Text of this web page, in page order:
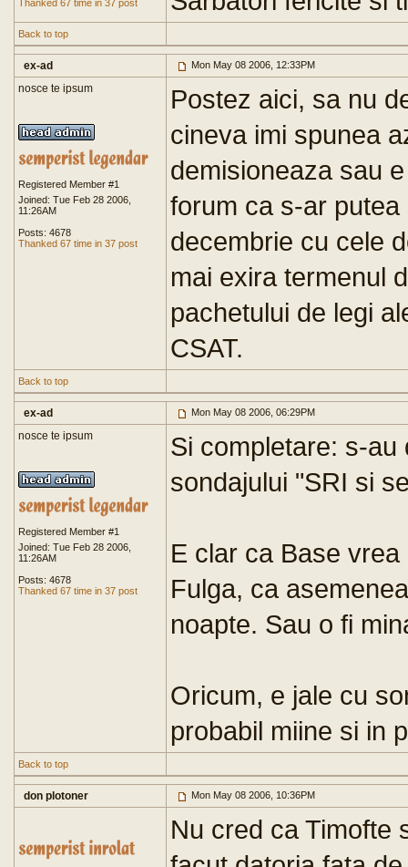
Thanked 67 time in 37 post
Back to top
ex-ad Mon May 08 2006, 12:33PM
nosce te ipsum
Registered Member #1
Joined: Tue Feb 28 2006,
11:26AM
Posts: 4678
Thanked 67 time in 37 post
Postez aici, sa nu
cineva imi spunea
demisioneaza sau
forum ca s-ar
decembrie cu cele
mai exira termenul
pachetului de legi
CSAT.
Back to top
ex-ad Mon May 08 2006, 06:29PM
nosce te ipsum
Registered Member #1
Joined: Tue Feb 28 2006,
11:26AM
Posts: 4678
Thanked 67 time in 37 post
Si completare: s-
sondajului "SRI si
E clar ca Base
Fulga, ca
noapte. Sau o fi
Oricum, e jale cu
probabil miine si in
Back to top
don plotoner Mon May 08 2006, 10:36PM
Nu cred ca Timofte